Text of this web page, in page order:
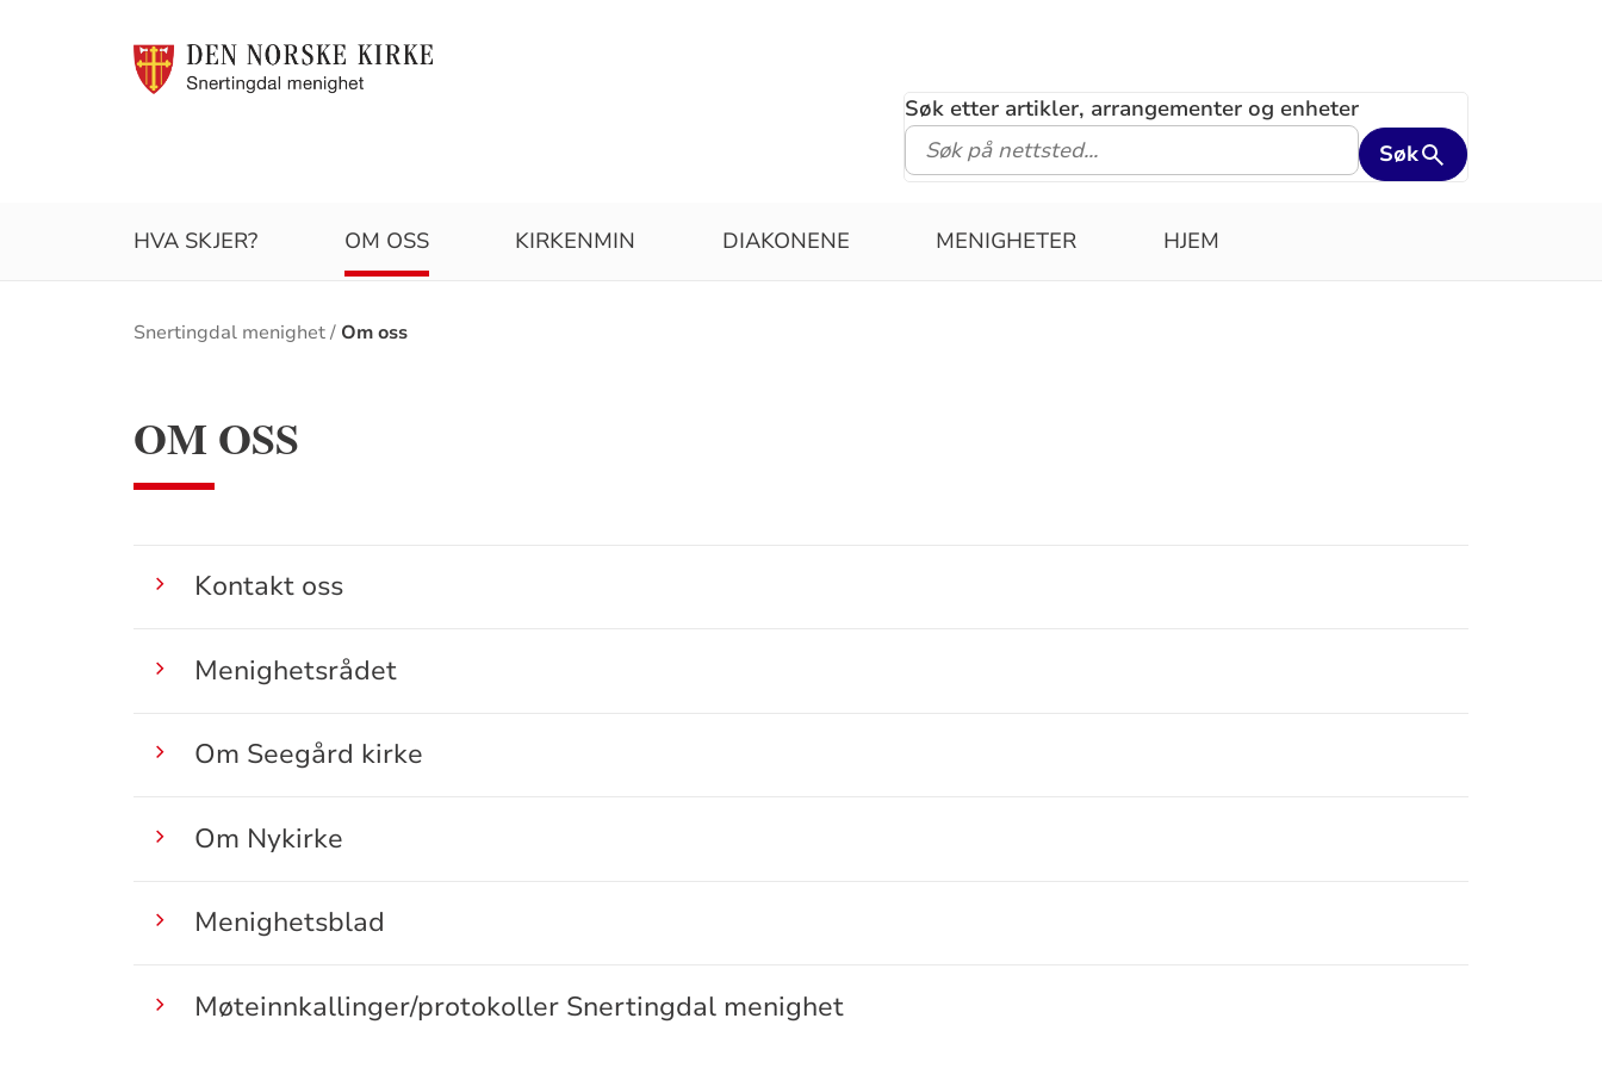
Søk etter artikler, arrangementer og enheter
Søk
HVA SKJER? OM OSS KIRKENMIN DIAKONENE MENIGHETER HJEM
Brødsmulesti
Snertingdal menighet Om oss
OM OSS
Kontakt oss
Menighetsrådet
Om Seegård kirke
Om Nykirke
Menighetsblad
Møteinnkallinger/protokoller Snertingdal menighet